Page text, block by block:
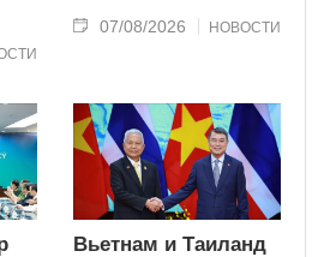
07/08/2026 НОВОСТИ
Вьетнам и Таиланд